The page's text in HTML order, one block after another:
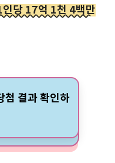
인당 17억 1천 4백만
결과 확인하